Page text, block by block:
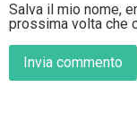
Salva il mio nome,
prossima volta che